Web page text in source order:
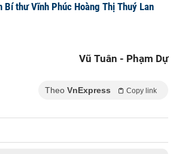
thư Vĩnh Phúc Hoàng Thị Thuý Lan
Vũ Tuân - Phạm Dự
Theo VnExpress Copy link